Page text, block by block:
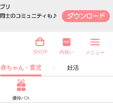
赤ちゃん・育児 妊活
SHOP 内祝い メニュー
優待パス